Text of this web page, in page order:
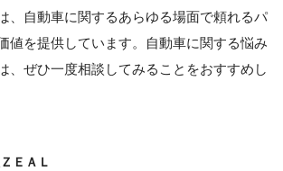
、自動車に関するあらゆる場面で頼れるパ
値を提供しています。自動車に関する悩み
、ぜひ一度相談してみることをおすすめし
ＥＡＬ